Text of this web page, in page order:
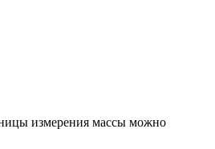
измерения массы можно